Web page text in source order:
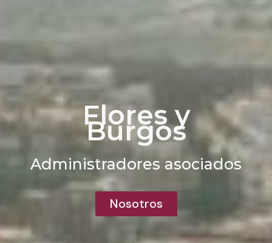
Flores y
Burgos
Administradores asociados
Nosotros